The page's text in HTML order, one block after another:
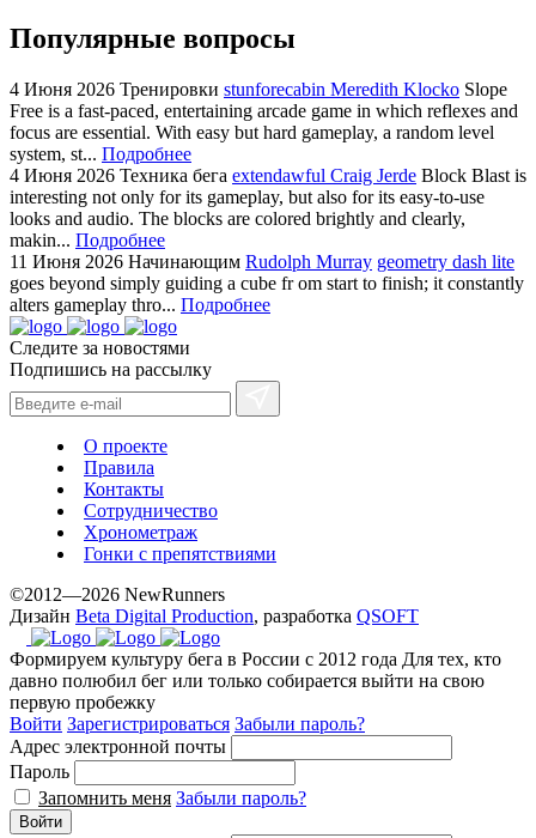
Популярные вопросы
4 Июня 2026 Тренировки stunforecabin Meredith Klocko Slope
Free is a fast-paced, entertaining arcade game in which reflexes and
focus are essential. With easy but hard gameplay, a random level
system, st... Подробнее
4 Июня 2026 Техника бега extendawful Craig Jerde Block Blast is
interesting not only for its gameplay, but also for its easy-to-use
looks and audio. The blocks are colored brightly and clearly,
makin... Подробнее
11 Июня 2026 Начинающим Rudolph Murray geometry dash lite
goes beyond simply guiding a cube fr om start to finish; it constantly
alters gameplay thro... Подробнее
Следите за новостями
Подпишись на рассылку
О проекте
Правила
Контакты
Сотрудничество
Хронометраж
Гонки с препятствиями
©2012—2026 NewRunners
Дизайн Beta Digital Production, разработка QSOFT
Формируем культуру бега в России с 2012 года Для тех, кто
давно полюбил бег или только собирается выйти на свою
первую пробежку
Войти Зарегистрироваться Забыли пароль?
Адрес электронной почты
Пароль
Запомнить меня Забыли пароль?
Войти